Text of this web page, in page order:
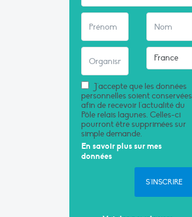
J'accepte que les données
personnelles soient conservées
afin de recevoir l'actualité du
Pôle relais lagunes. Celles-ci
pourront être supprimées sur
simple demande.
En savoir plus sur mes
données
S'INSCRIRE